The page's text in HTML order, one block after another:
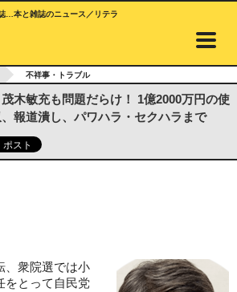
…本と雑誌のニュース／リテラ
不祥事・トラブル
木敏充も問題だらけ！ 1億2000万円の使
報道潰し、パワハラ・セクハラまで
衆院選では小
をとって自民党